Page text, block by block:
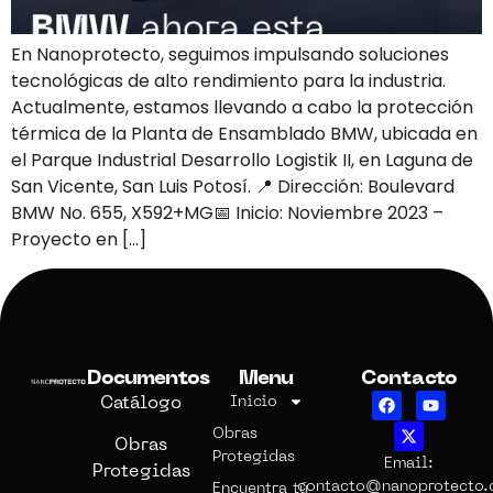
En Nanoprotecto, seguimos impulsando soluciones
tecnológicas de alto rendimiento para la industria.
Actualmente, estamos llevando a cabo la protección
térmica de la Planta de Ensamblado BMW, ubicada en
el Parque Industrial Desarrollo Logistik II, en Laguna de
San Vicente, San Luis Potosí. 📍 Dirección: Boulevard
BMW No. 655, X592+MG📅 Inicio: Noviembre 2023 –
Proyecto en […]
Documentos
Catálogo
Obras
Protegidas
Menu
Inicio
Obras
Protegidas
Encuentra tú
Contacto
Email: